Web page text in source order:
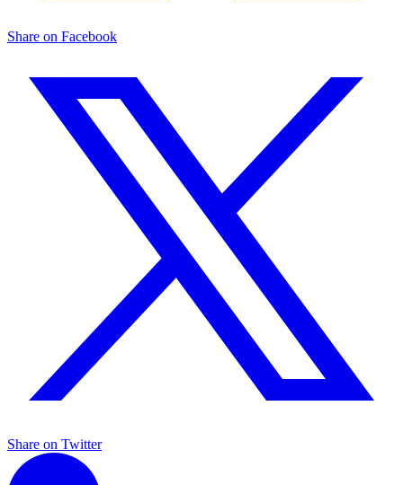
Share on Facebook
Share on Twitter